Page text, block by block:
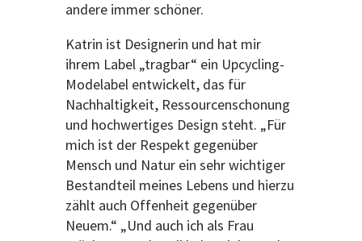
andere immer schöner.
Katrin ist Designerin und hat mir
ihrem Label „tragbar“ ein Upcycling-
Modelabel entwickelt, das für
Nachhaltigkeit, Ressourcenschonung
und hochwertiges Design steht. „Für
mich ist der Respekt gegenüber
Mensch und Natur ein sehr wichtiger
Bestandteil meines Lebens und hierzu
zählt auch Offenheit gegenüber
Neuem.“ „Und auch ich als Frau